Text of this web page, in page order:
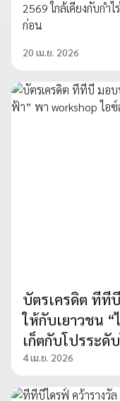
2569 ใกล้เคียงกับกำ
ก่อน
20 เม.ย. 2026
บัตรเครดิต ทีที
ให้กับเยาวชน
เก็ตกับโปรระดั
4 เม.ย. 2026